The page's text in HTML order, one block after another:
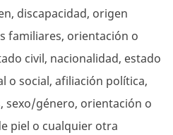
discapacidad, origen
familiares, orientación o
civil, nacionalidad, estado
o social, afiliación política,
sexo/género, orientación o
piel o cualquier otra